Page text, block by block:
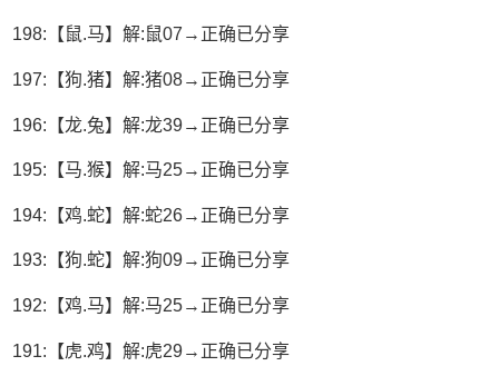
198:【鼠.马】解:鼠07→正确已分享
197:【狗.猪】解:猪08→正确已分享
196:【龙.兔】解:龙39→正确已分享
195:【马.猴】解:马25→正确已分享
194:【鸡.蛇】解:蛇26→正确已分享
193:【狗.蛇】解:狗09→正确已分享
192:【鸡.马】解:马25→正确已分享
191:【虎.鸡】解:虎29→正确已分享